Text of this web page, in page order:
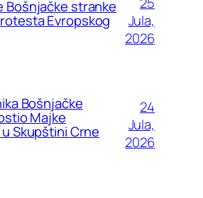
Bošnjačke stranke
Evropskog
Jula,
2026
Bošnjačke
Majke
Skupštini Crne
24
Jula,
2026